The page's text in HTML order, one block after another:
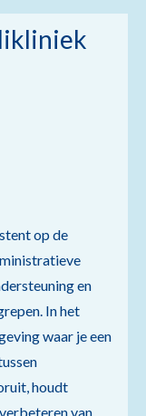
op de
en
In het
waar je een
houdt
van